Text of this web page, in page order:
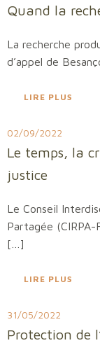
Quand la
La recherche
d’appel de
LIRE PLUS
02/09/2022
Le temps, la
justice
Le Conseil
Partagée
[…]
LIRE PLUS
31/05/2022
Protection de